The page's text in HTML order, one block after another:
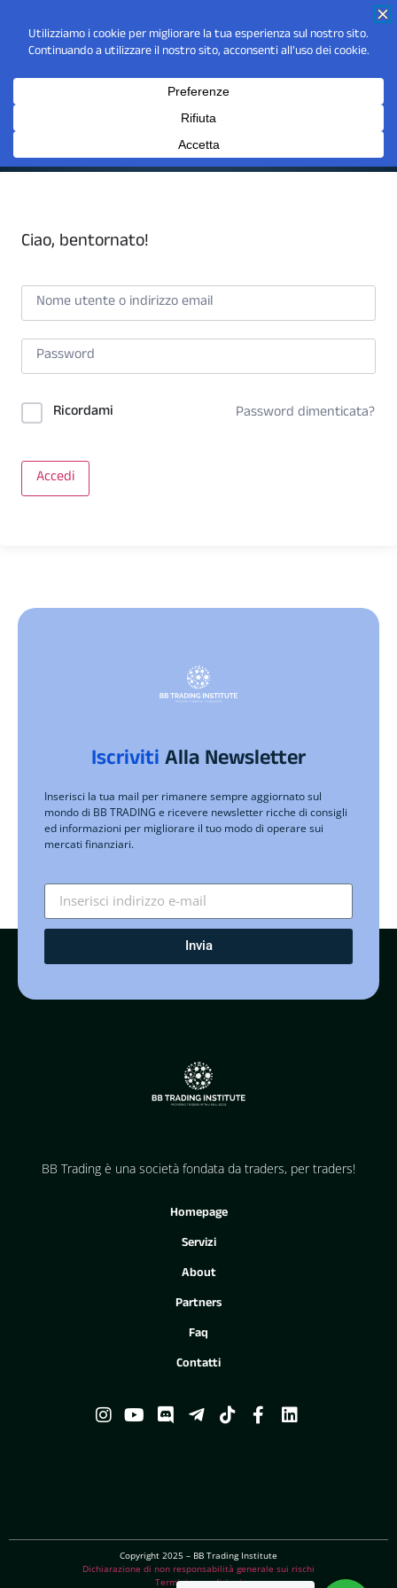
Ciao, bentornato!
Ricordami Password dimenticata?
Accedi
IscrivitiAlla Newsletter
Inserisci la tua mail per rimanere sempre aggiornato sul
mondo di BB TRADING e ricevere newsletter ricche di consigli
ed informazioni per migliorare il tuo modo di operare sui
mercati finanziari.
Invia
BB Trading è una società fondata da traders, per traders!
Homepage
Servizi
About
Partners
Faq
Contatti
Copyright 2025 – BB Trading Institute
Dichiarazione di non responsabilità generale sui rischi
Termini e condizioni